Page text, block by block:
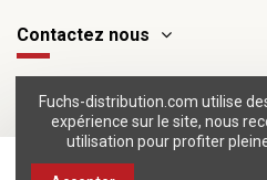
Contactez nous
Suivez-nous
Fuchs-distribution.com utilise
expérience sur le site, nous
utilisation pour profiter